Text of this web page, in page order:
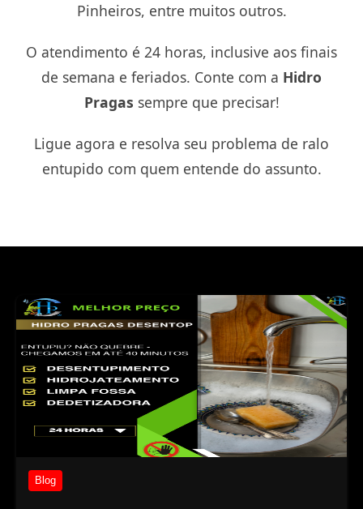
Pinheiros, entre muitos outros.
O atendimento é 24 horas, inclusive aos finais
de semana e feriados. Conte com a Hidro
Pragas sempre que precisar!
Ligue agora e resolva seu problema de ralo
entupido com quem entende do assunto.
Blog